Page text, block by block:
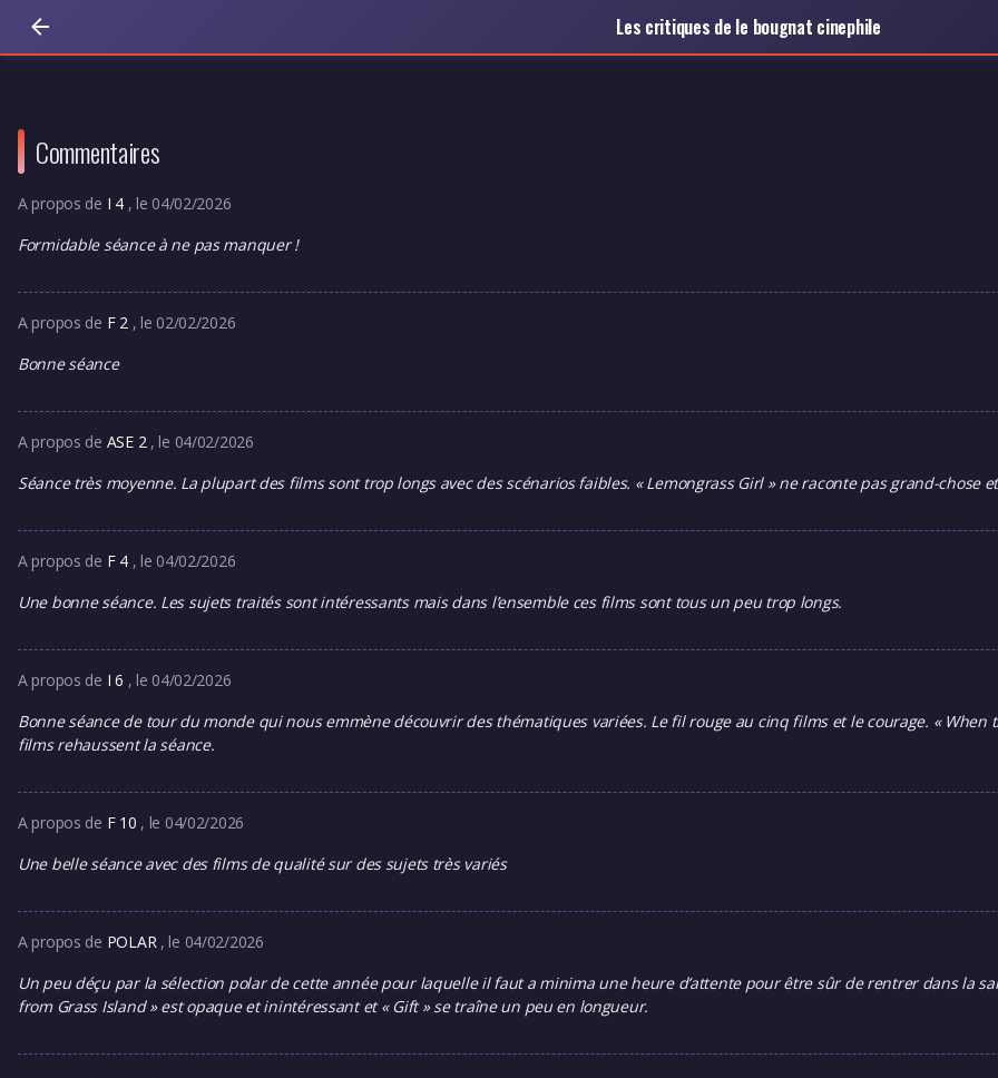
Les critiques de le bougnat cinephile
Commentaires
A propos de I 4 , le 04/02/2026
Formidable séance à ne pas manquer !
A propos de F 2 , le 02/02/2026
Bonne séance
A propos de ASE 2 , le 04/02/2026
Séance très moyenne. La plupart des films sont trop longs avec des scénarios faibles. « Lemongrass Girl » ne raconte pas grand-
A propos de F 4 , le 04/02/2026
Une bonne séance. Les sujets traités sont intéressants mais dans l’ensemble ces films sont tous un peu trop longs.
A propos de I 6 , le 04/02/2026
Bonne séance de tour du monde qui nous emmène découvrir des thématiques variées. Le fil rouge au cinq films et le courage. «
films rehaussent la séance.
A propos de F 10 , le 04/02/2026
Une belle séance avec des films de qualité sur des sujets très variés
A propos de POLAR , le 04/02/2026
Un peu déçu par la sélection polar de cette année pour laquelle il faut a minima une heure d’attente pour être sûr de rentrer dans la
from Grass Island » est opaque et inintéressant et « Gift » se traîne un peu en longueur.